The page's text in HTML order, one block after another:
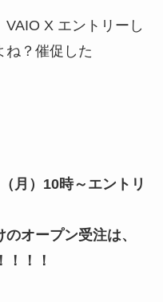
VAIO X エントリーし
ね？催促した
月）10時～エントリ
オープン受注は、
！！！